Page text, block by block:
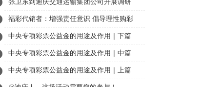
张卫东到迪庆交通运输集团公司开展调研
福彩代销者：增强责任意识 倡导理性购彩
中央专项彩票公益金的用途及作用｜下篇
中央专项彩票公益金的用途及作用｜中篇
中央专项彩票公益金的用途及作用｜上篇